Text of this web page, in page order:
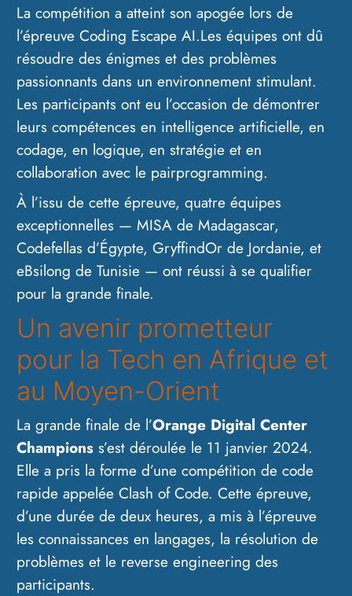
La compétition a atteint son apogée lors de
l’épreuve Coding Escape AI.Les équipes ont dû
résoudre des énigmes et des problèmes
passionnants dans un environnement stimulant.
Les participants ont eu l’occasion de démontrer
leurs compétences en intelligence artificielle, en
codage, en logique, en stratégie et en
collaboration avec le pairprogramming.
À l’issu de cette épreuve, quatre équipes
exceptionnelles — MISA de Madagascar,
Codefellas d’Égypte, GryffindOr de Jordanie, et
eBsilong de Tunisie — ont réussi à se qualifier
pour la grande finale.
Un avenir prometteur
pour la Tech en Afrique et
au Moyen-Orient
La grande finale de l’Orange Digital Center
Championss’est déroulée le 11 janvier 2024.
Elle a pris la forme d’une compétition de code
rapide appelée Clash of Code. Cette épreuve,
d’une durée de deux heures, a mis à l’épreuve
les connaissances en langages, la résolution de
problèmes et le reverse engineering des
participants.